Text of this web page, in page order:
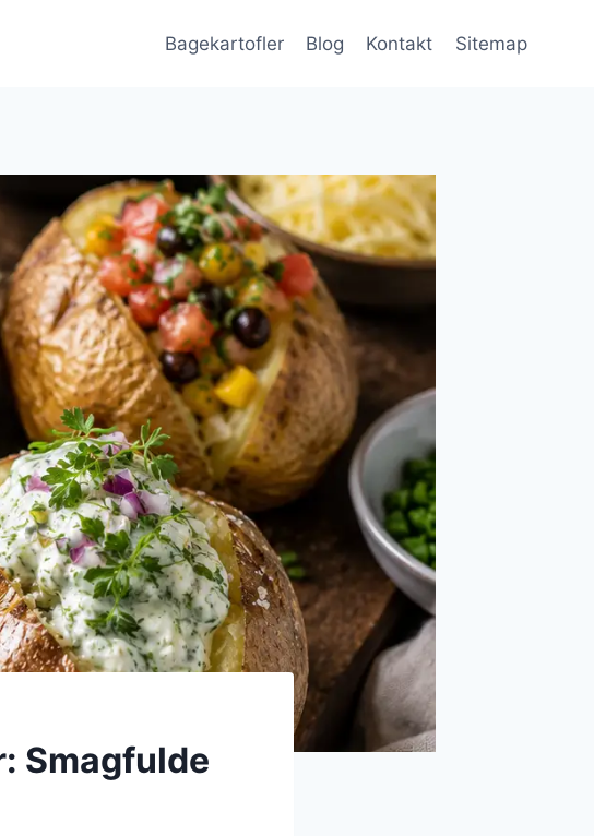
Bagekartofler Blog Kontakt Sitemap
Smagfulde